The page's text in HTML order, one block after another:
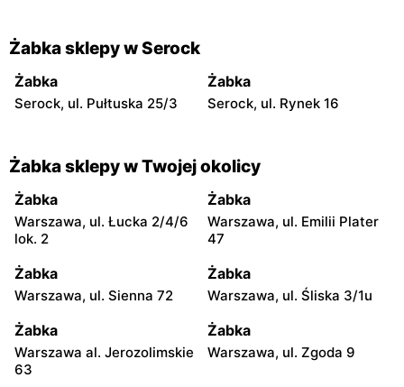
Żabka sklepy w Serock
Żabka
Serock, ul. Pułtuska 25/3
Żabka
Serock, ul. Rynek 16
Żabka sklepy w Twojej okolicy
Żabka
Warszawa, ul. Łucka 2/4/6
lok. 2
Żabka
Warszawa, ul. Emilii Plater
47
Żabka
Warszawa, ul. Sienna 72
Żabka
Warszawa, ul. Śliska 3/1u
Żabka
Warszawa al. Jerozolimskie
63
Żabka
Warszawa, ul. Zgoda 9